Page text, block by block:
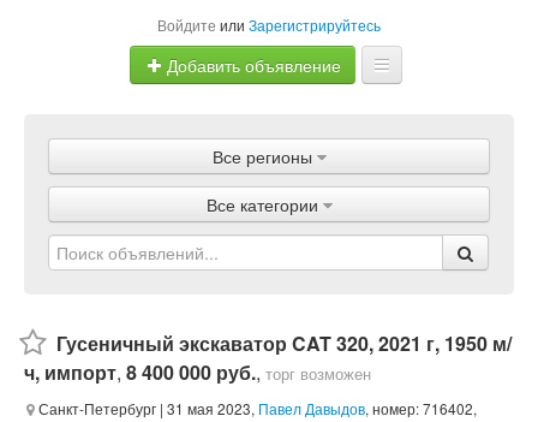
Войдите или Зарегистрируйтесь
Добавить объявление
Объявления
Магазины
Услуги
Все регионы
Все категории
Гусеничный экскаватор CAT 320, 2021 г, 1950 м/
ч, импорт, 8 400 000 руб., торг возможен
Санкт-Петербург | 31 мая 2023, Павел Давыдов, номер: 716402,